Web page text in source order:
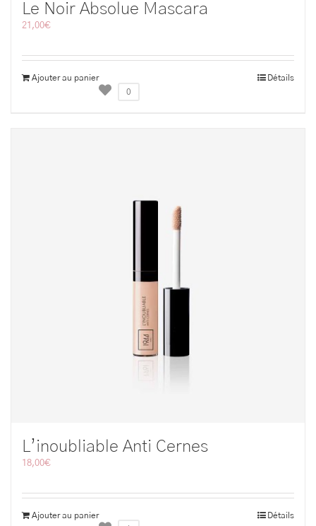
Le Noir Absolue Mascara
21,00€
Ajouter au panier
Détails
0
L’inoubliable Anti Cernes
18,00€
Ajouter au panier
Détails